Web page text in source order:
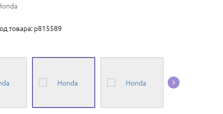
товара: p815589